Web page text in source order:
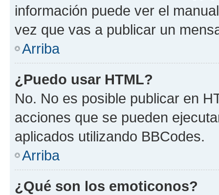
información puede ver el
vez que vas a publicar un
Arriba
¿Puedo usar HTML?
No. No es posible publicar en
acciones que se pueden
aplicados utilizando BBCodes.
Arriba
¿Qué son los emoticonos?